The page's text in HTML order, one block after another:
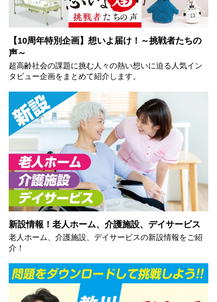
【10周年特別企画】想いよ届け！～挑戦者たちの
声～
超高齢社会の課題に挑む人々の熱い想いに迫る人気イン
タビュー企画をまとめて紹介します。
新設情報！老人ホーム、介護施設、デイサービス
老人ホーム、介護施設、デイサービスの新設情報をご紹
介！